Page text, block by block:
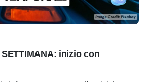
SETTIMANA: inizio con